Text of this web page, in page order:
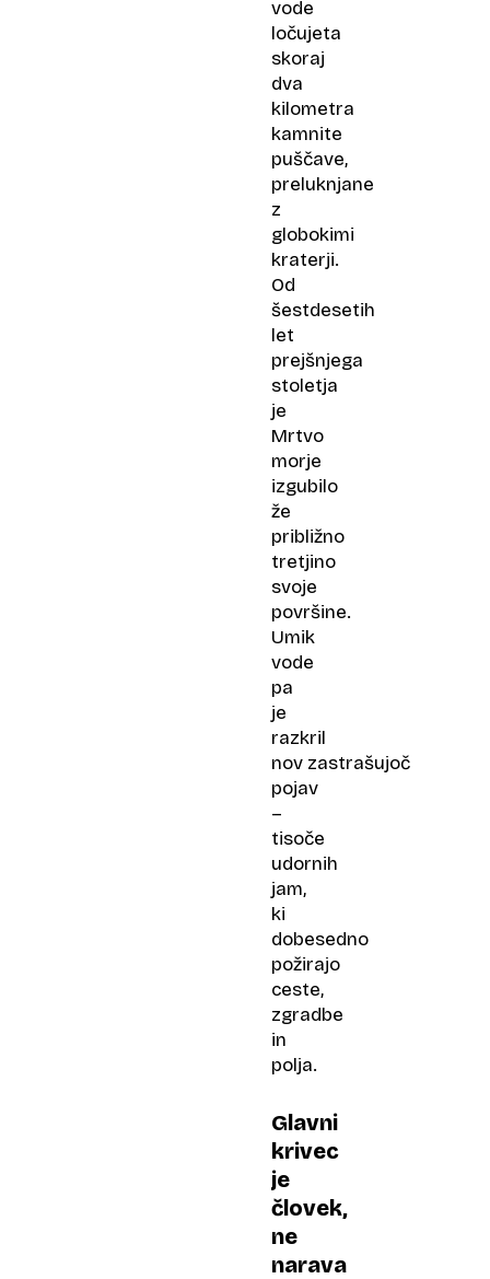
vode
ločujeta
skoraj
dva
kilometra
kamnite
puščave,
preluknjane
z
globokimi
kraterji.
Od
šestdesetih
let
prejšnjega
stoletja
je
Mrtvo
morje
izgubilo
že
približno
tretjino
svoje
površine.
Umik
vode
pa
je
razkril
nov zastrašujoč
pojav
–
tisoče
udornih
jam,
ki
dobesedno
požirajo
ceste,
zgradbe
in
polja.
Glavni
krivec
je
človek,
ne
narava